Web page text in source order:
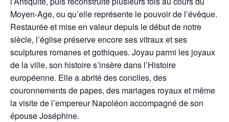
Moyen-Age, ou qu’elle représente le pouvoir de l’évêque.
Restaurée et mise en valeur depuis le début de notre
siècle, l’église préserve encore ses vitraux et ses
sculptures romanes et gothiques. Joyau parmi les joyaux
de la ville, son histoire s’insère dans l’Histoire
européenne. Elle a abrité des conciles, des
couronnements de papes, des mariages royaux et même
la visite de l’empereur Napoléon accompagné de son
épouse Joséphine.